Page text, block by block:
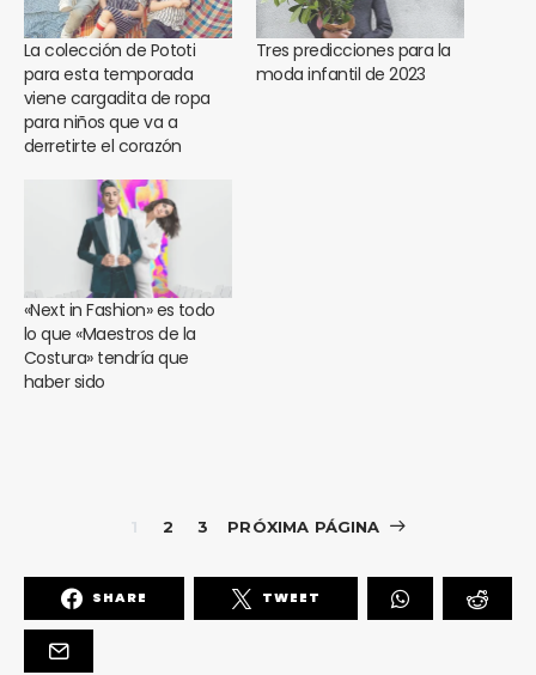
La colección de Pototi
para esta temporada
viene cargadita de ropa
para niños que va a
derretirte el corazón
Tres predicciones para la
moda infantil de 2023
«Next in Fashion» es todo
lo que «Maestros de la
Costura» tendría que
haber sido
1 2 3 PRÓXIMA PÁGINA
SHARE TWEET